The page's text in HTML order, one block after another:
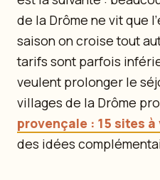
de la Drôme ne vit que
saison on croise tout
tarifs sont parfois
veulent prolonger le
villages de la Drôme
provençale : 15 sites
des idées